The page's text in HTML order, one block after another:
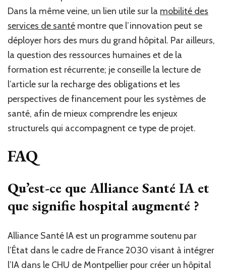
Dans la même veine, un lien utile sur la mobilité des
services de santé montre que l’innovation peut se
déployer hors des murs du grand hôpital. Par ailleurs,
la question des ressources humaines et de la
formation est récurrente; je conseille la lecture de
l’article sur la recharge des obligations et les
perspectives de financement pour les systèmes de
santé, afin de mieux comprendre les enjeux
structurels qui accompagnent ce type de projet.
FAQ
Qu’est-ce que Alliance Santé IA et
que signifie hospital augmenté ?
Alliance Santé IA est un programme soutenu par
l’État dans le cadre de France 2030 visant à intégrer
l’IA dans le CHU de Montpellier pour créer un hôpital